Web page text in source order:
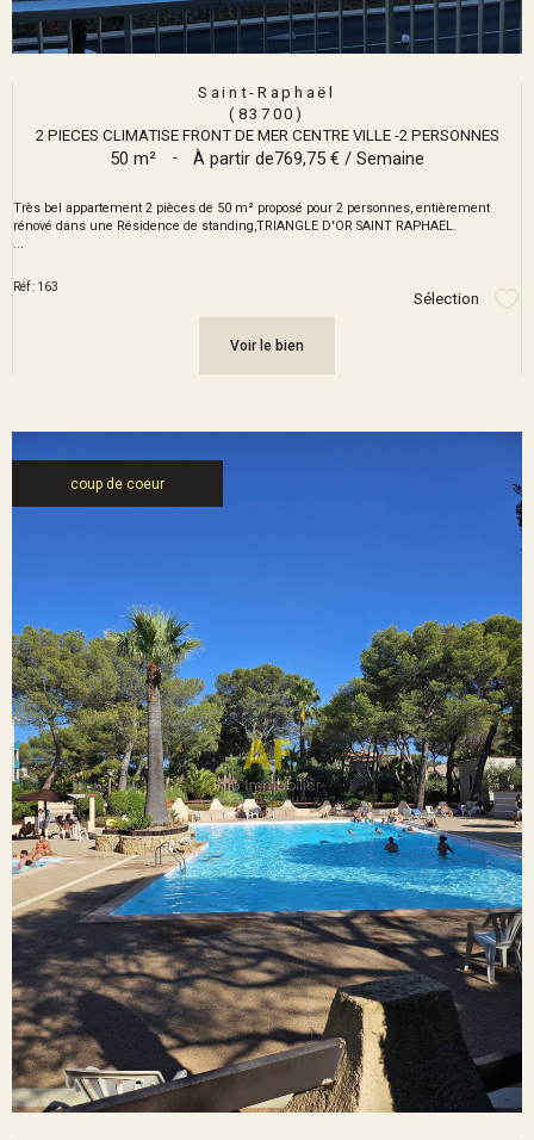
Saint-Raphaël
(83700)
2 PIECES CLIMATISE FRONT DE MER CENTRE VILLE -2 PERSONNES
50 m² - À partir de769,75 € / Semaine
Très bel appartement 2 pièces de 50 m² proposé pour 2 personnes, entièrement
rénové dans une Résidence de standing,TRIANGLE D'OR SAINT RAPHAEL.
...
Réf : 163
Sélection
Voir le bien
coup de coeur